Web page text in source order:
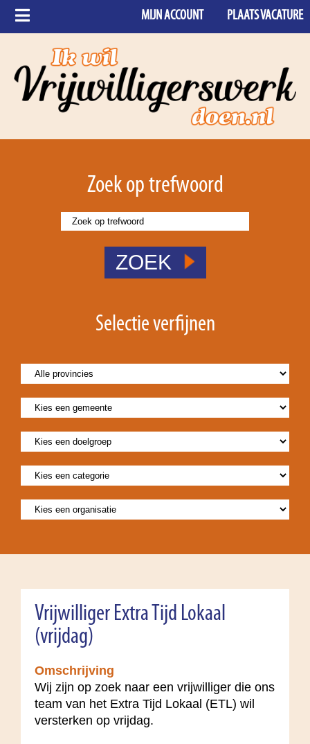
PLAATS VACATURE
MIJN ACCOUNT
Zoek op trefwoord
ZOEK
Selectie verfijnen
Vrijwilliger Extra Tijd Lokaal
(vrijdag)
Omschrijving
Wij zijn op zoek naar een vrijwilliger die ons
team van het Extra Tijd Lokaal (ETL) wil
versterken op vrijdag.